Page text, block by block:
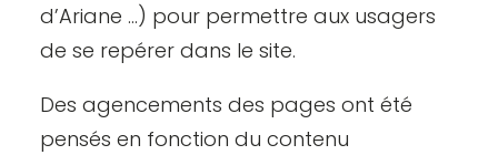
d’Ariane …) pour permettre aux usagers
de se repérer dans le site.
Des agencements des pages ont été
pensés en fonction du contenu